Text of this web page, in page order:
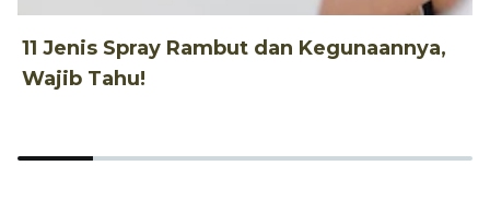
11 Jenis Spray Rambut dan Kegunaannya,
Wajib Tahu!